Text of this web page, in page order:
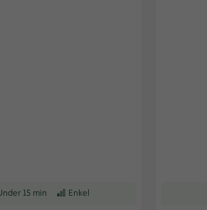
tar Under 15 min att tillaga
15 min Receptet har Enkel svårighetsgrad
Enkel